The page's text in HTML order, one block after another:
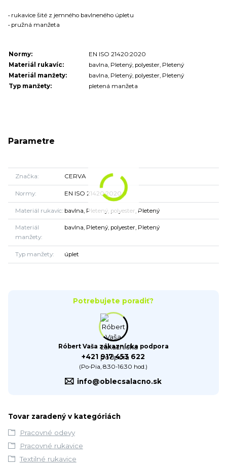
• rukavice šité z jemného bavlneného úpletu
• pružná manžeta
Normy:
EN ISO 21420:2020
Materiál rukavíc:
bavlna, Pletený, polyester, Pletený
Materiál manžety:
bavlna, Pletený, polyester, Pletený
Typ manžety:
pletená manžeta
Parametre
Značka CERVA
Normy EN ISO 21420:2020
Materiál rukavíc bavlna, Pletený, polyester, Pletený
Materiál
manžety
bavlna, Pletený, polyester, Pletený
Typ manžety úplet
Potrebujete poradiť?
Róbert Vaša zákaznícka podpora
+421 917 453 622
(Po-Pia, 8:30-16:30 hod.)
info@oblecsalacno.sk
Tovar zaradený v kategóriách
Pracovné odevy
Pracovné rukavice
Textilné rukavice